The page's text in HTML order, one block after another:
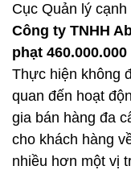
Cục Quản lý
Công ty TNHH
phạt
Thực hiện không
quan đến hoạt
gia bán hàng đa
cho khách hàng
nhiều hơn một vị